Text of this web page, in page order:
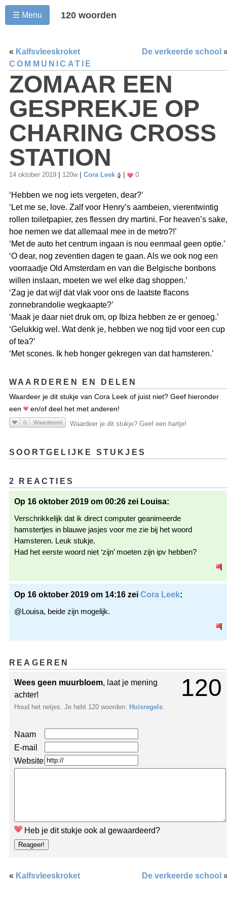
☰ Menu 120 woorden
« Kalfsvleeskroket De verkeerde school
COMMUNICATIE
ZOMAAR EEN
GESPREKJE OP
CHARING CROSS
STATION
14 oktober 2019 120w Cora Leek 0
‘Hebben we nog iets vergeten, dear?’
‘Let me se, love. Zalf voor Henry’s aambeien, vierentwintig
rollen toiletpapier, zes flessen dry martini. For heaven’s sake,
hoe nemen we dat allemaal mee in de metro?!’
‘Met de auto het centrum ingaan is nou eenmaal geen optie.’
‘O dear, nog zeventien dagen te gaan. Als we ook nog een
voorraadje Old Amsterdam en van die Belgische bonbons
willen inslaan, moeten we wel elke dag shoppen.’
‘Zag je dat wijf dat vlak voor ons de laatste flacons
zonnebrandolie wegkaapte?’
‘Maak je daar niet druk om, op Ibiza hebben ze er genoeg.’
‘Gelukkig wel. Wat denk je, hebben we nog tijd voor een cup
of tea?’
‘Met scones. Ik heb honger gekregen van dat hamsteren.’
WAARDEREN EN DELEN
Waardeer je dit stukje van Cora Leek of juist niet? Geef hieronder
een
en/of deel het met anderen!
0 Waarderen! Waardeer je dit stukje? Geef een hartje!
SOORTGELIJKE STUKJES
2 REACTIES
Op 16 oktober 2019 om 00:26 zei Louisa:
Verschrikkelijk dat ik direct computer geanimeerde
hamstertjes in blauwe jasjes voor me zie bij het woord
Hamsteren. Leuk stukje.
Had het eerste woord niet ‘zijn’ moeten zijn ipv hebben?
Op 16 oktober 2019 om 14:16 zei Cora Leek:
@Louisa, beide zijn mogelijk.
REAGEREN
120
Wees geen muurbloem, laat je mening
achter!
Houd het netjes. Je hebt 120 woorden. Huisregels
Naam
E-mail
Website:
Heb je dit stukje ook al gewaardeerd?
« Kalfsvleeskroket De verkeerde school